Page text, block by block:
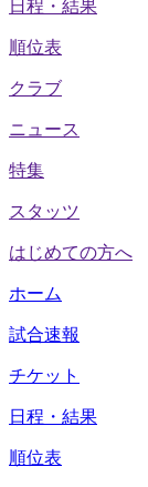
日程・結果
順位表
クラブ
ニュース
特集
スタッツ
はじめての方へ
ホーム
試合速報
チケット
日程・結果
順位表